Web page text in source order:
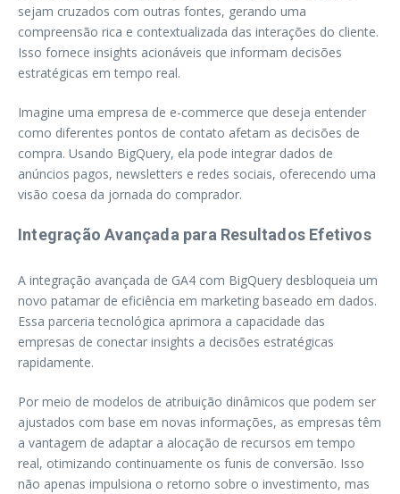
sejam cruzados com outras fontes, gerando uma
compreensão rica e contextualizada das interações do cliente.
Isso fornece insights acionáveis que informam decisões
estratégicas em tempo real.
Imagine uma empresa de e-commerce que deseja entender
como diferentes pontos de contato afetam as decisões de
compra. Usando BigQuery, ela pode integrar dados de
anúncios pagos, newsletters e redes sociais, oferecendo uma
visão coesa da jornada do comprador.
Integração Avançada para Resultados Efetivos
A integração avançada de GA4 com BigQuery desbloqueia um
novo patamar de eficiência em marketing baseado em dados.
Essa parceria tecnológica aprimora a capacidade das
empresas de conectar insights a decisões estratégicas
rapidamente.
Por meio de modelos de atribuição dinâmicos que podem ser
ajustados com base em novas informações, as empresas têm
a vantagem de adaptar a alocação de recursos em tempo
real, otimizando continuamente os funis de conversão. Isso
não apenas impulsiona o retorno sobre o investimento, mas